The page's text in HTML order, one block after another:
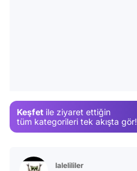
Keşfet ile ziyaret ettiğin
tüm kategorileri tek akışta gör!
lalelililer